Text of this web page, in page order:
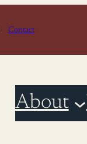
Contact
About